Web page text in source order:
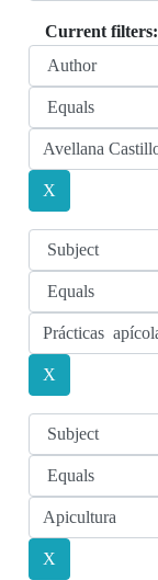
Current filters: